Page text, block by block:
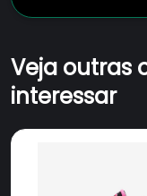
Veja outras
interessar